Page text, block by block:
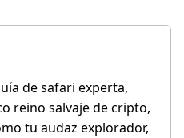
de safari experta,
reino salvaje de cripto,
tu audaz explorador,